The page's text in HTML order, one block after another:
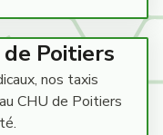
Poitiers
nos taxis
CHU de Poitiers